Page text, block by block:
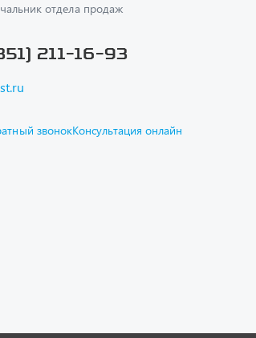
отдела продаж
211-16-93
звонокКонсультация онлайн